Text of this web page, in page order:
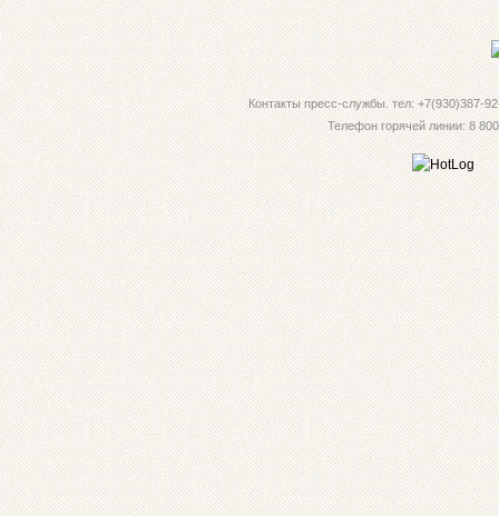
Контакты пресс-службы. тел: +7(930)387-
Телефон горячей линии: 8